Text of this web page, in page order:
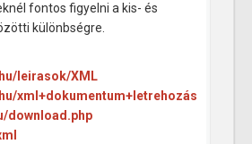
fontos figyelni a kis- és
különbségre.
leirasok/XML
xml+dokumentum+letrehozás
download.php